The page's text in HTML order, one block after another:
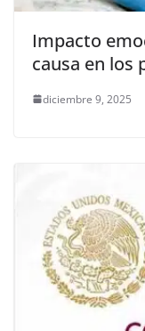
Impacto
causa en los
diciembre 9, 2025